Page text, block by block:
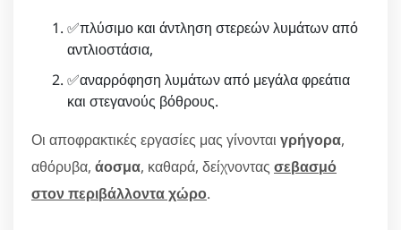
✅πλύσιμο και άντληση στερεών λυμάτων από
αντλιοστάσια,
✅αναρρόφηση λυμάτων από μεγάλα φρεάτια
και στεγανούς βόθρους.
Οι αποφρακτικές εργασίες μας γίνονται γρήγορα,
αθόρυβα, άοσμα, καθαρά, δείχνοντας σεβασμό
στον περιβάλλοντα χώρο.